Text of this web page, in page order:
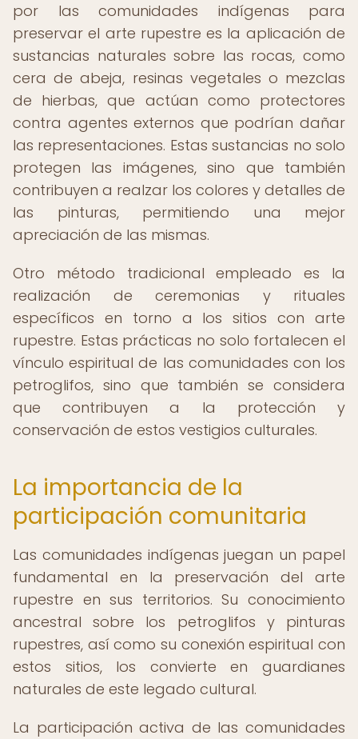
por las comunidades indígenas para
preservar el arte rupestre es la aplicación de
sustancias naturales sobre las rocas, como
cera de abeja, resinas vegetales o mezclas
de hierbas, que actúan como protectores
contra agentes externos que podrían dañar
las representaciones. Estas sustancias no solo
protegen las imágenes, sino que también
contribuyen a realzar los colores y detalles de
las pinturas, permitiendo una mejor
apreciación de las mismas.
Otro método tradicional empleado es la
realización de ceremonias y rituales
específicos en torno a los sitios con arte
rupestre. Estas prácticas no solo fortalecen el
vínculo espiritual de las comunidades con los
petroglifos, sino que también se considera
que contribuyen a la protección y
conservación de estos vestigios culturales.
La importancia de la
participación comunitaria
Las comunidades indígenas juegan un papel
fundamental en la preservación del arte
rupestre en sus territorios. Su conocimiento
ancestral sobre los petroglifos y pinturas
rupestres, así como su conexión espiritual con
estos sitios, los convierte en guardianes
naturales de este legado cultural.
La participación activa de las comunidades